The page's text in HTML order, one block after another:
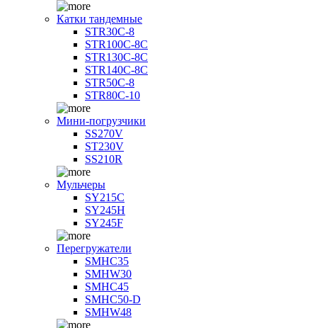
Катки тандемные
STR30C-8
STR100C-8С
STR130C-8С
STR140C-8С
STR50C-8
STR80C-10
Мини-погрузчики
SS270V
ST230V
SS210R
Мульчеры
SY215C
SY245H
SY245F
Перегружатели
SMHC35
SMHW30
SMHC45
SMHC50-D
SMHW48